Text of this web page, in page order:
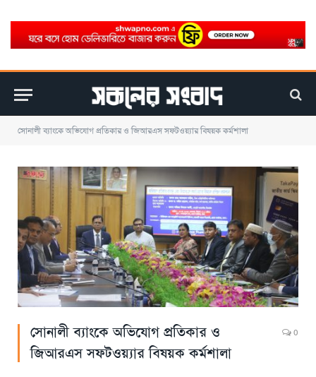
সোনালী ব্যাংকে অভিযোগ প্রতিকার ও জিআরএস সফটওয়্যার বিষয়ক কর্মশালা
সোনালী ব্যাংকে অভিযোগ প্রতিকার ও
জিআরএস সফটওয়্যার বিষয়ক কর্মশালা
0